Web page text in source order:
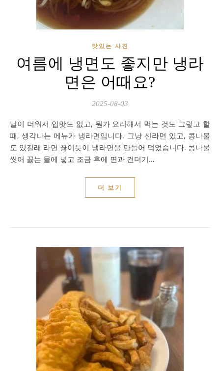
맛있는 사진
여름에 냉면도 좋지만 냉라
면은 어때요?
2025-08-03
날이 더워서 입맛도 없고, 뭔가 요리해서 먹는 것도 그렇고 할
때, 생각나는 메뉴가 냉라면입니다. 그냥 신라면 있고, 콩나물
도 있길래 라면 끓이듯이 냉라면을 만들어 먹었습니다. 콩나물
씻어 끓는 물에 넣고 조금 후에 면과 건더기…
더 보기